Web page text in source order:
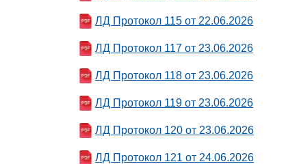
ЛД Протокол 115 от 22.06.2026
ЛД Протокол 117 от 23.06.2026
ЛД Протокол 118 от 23.06.2026
ЛД Протокол 119 от 23.06.2026
ЛД Протокол 120 от 23.06.2026
ЛД Протокол 121 от 24.06.2026